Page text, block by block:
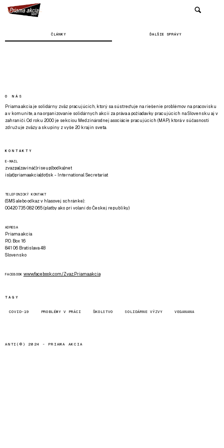
ČLÁNKY ĎALŠIE SPRÁVY
O NÁS
Priama akcia je solidárny zväz pracujúcich, ktorý sa sústreďuje na riešenie problémov na pracovisku
a v komunite, a na organizovanie solidárnych akcií za práva a požiadavky pracujúcich na Slovensku aj v
zahraničí. Od roku 2000 je sekciou Medzinárodnej asociácie pracujúcich (MAP), ktorá v súčasnosti
združuje zväzy a skupiny z vyše 20 krajín sveta.
KONTAKTY
E-MAIL
zvazpa(zavináč)riseup(bodka)net
is(at)priamaakcia(dot)sk - International Secretariat
TELEFONICKÝ KONTAKT
(SMS alebo odkaz v hlasovej schránke):
00420 735 082 065 (platby ako pri volaní do Českej republiky)
ADRESA
Priama akcia
P.O. Box 16
841 06 Bratislava 48
Slovensko
FACEBOOK www.facebook.com/Zvaz.Priama.akcia
TAGY
COVID-19 PROBLÉMY V PRÁCI ŠKOLSTVO SOLIDÁRNE VÝZVY VEGANANA
ANTI(©) 2024 - PRIAMA AKCIA